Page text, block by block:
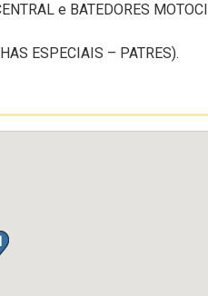
e BATEDORES
ESPECIAIS – PATRES).